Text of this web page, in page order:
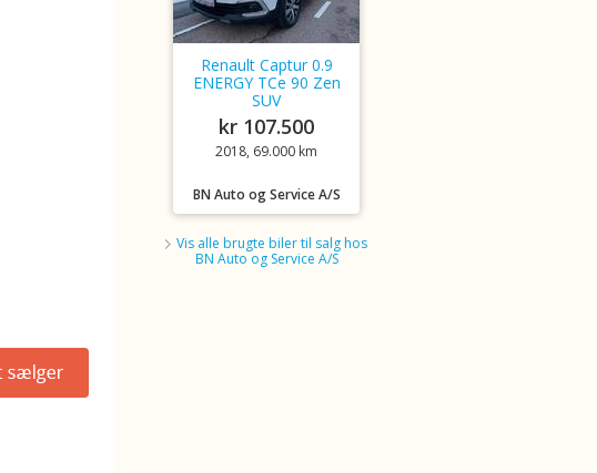
Renault Captur 0.9
ENERGY TCe 90 Zen
SUV
kr 107.500
2018, 69.000 km
BN Auto og Service A/S
Vis alle brugte biler til salg hos
BN Auto og Service A/S